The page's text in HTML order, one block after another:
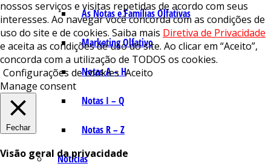
As Notas e Famílias Olfativas
Marketing Olfativo
Notas A – H
Notas I – Q
Notas R – Z
Notícias
nossos serviços e visitas repetidas de acordo com seus
interesses. Ao navegar você concorda com as condições de
uso do site e de cookies. Saiba mais Diretiva de Privacidade
e aceita as condições de uso do site. Ao clicar em “Aceito”,
concorda com a utilização de TODOS os cookies.
Configurações de cookies Aceito
Manage consent
Fechar
Visão geral da privacidade